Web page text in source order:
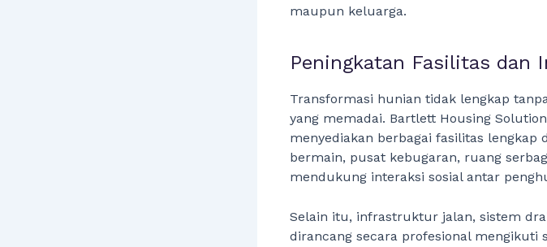
maupun keluarga.
Peningkatan Fasilitas dan
Transformasi hunian tidak lengkap
yang memadai. Bartlett Housing
menyediakan berbagai fasilitas
bermain, pusat kebugaran, ruang
mendukung interaksi sosial antar
Selain itu, infrastruktur jalan, sistem
dirancang secara profesional